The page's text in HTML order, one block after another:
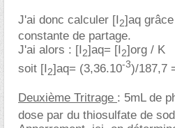
J'ai donc calculer [I 2]aq
constante de partage.
J'ai alors : [I2]aq= [I2]org / K
soit [I2]aq= (3,36.10-3)/187,7
Deuxième Tritrage : 5mL de
dose par du thiosulfate de